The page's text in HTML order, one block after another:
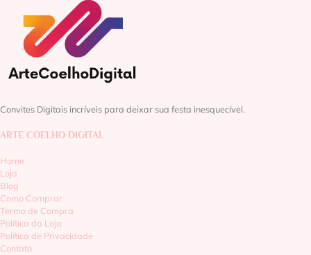
Convites Digitais incríveis para deixar sua festa inesquecível.
ARTE COELHO DIGITAL
Home
Loja
Blog
Como Comprar
Termo de Compra
Política da Loja
Política de Privacidade
Contato